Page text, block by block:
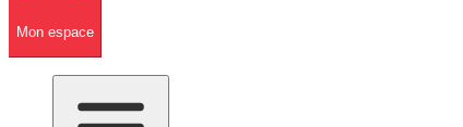
Mon espace